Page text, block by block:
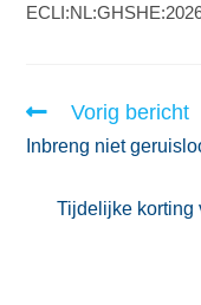
Vorig bericht
Inbreng niet
Tijdelijke korting